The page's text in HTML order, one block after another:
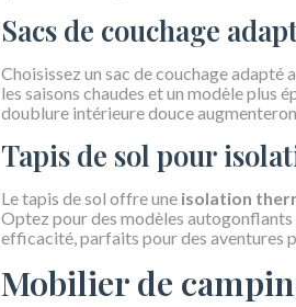
Sacs de couchage
Choisissez un sac de couchage
les saisons chaudes et un modèle plus
doublure intérieure douce
Tapis de sol pour
Le tapis de sol offre une isolation
Optez pour des modèles
efficacité, parfaits pour des aventures
Mobilier de